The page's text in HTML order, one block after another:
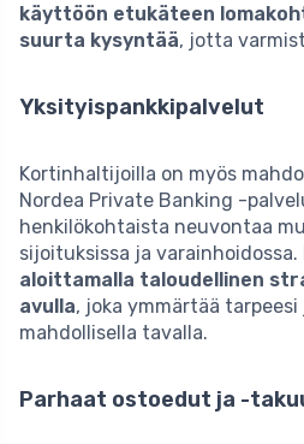
käyttöön etukäteen
suurta kysyntää, jotta
Yksityispankkipalvelut
Kortinhaltijoilla on myös
Nordea Private Banking -
henkilökohtaista neuvontaa
sijoituksissa ja varainhoidossa.
aloittamalla taloudellinen
avulla, joka ymmärtää
mahdollisella tavalla.
Parhaat ostoedut ja -